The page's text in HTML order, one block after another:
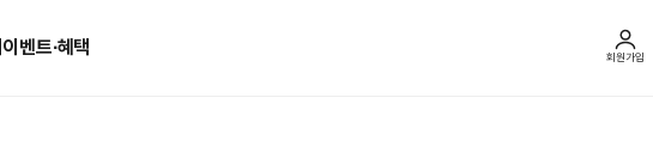
이벤트∙혜택 회원가입